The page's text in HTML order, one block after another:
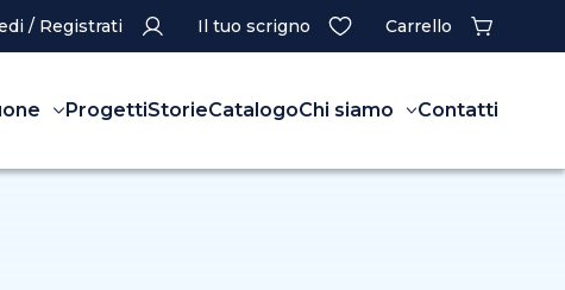
/ Registrati Il tuo scrigno Carrello
ProgettiStorieCatalogoChi siamo Contatti